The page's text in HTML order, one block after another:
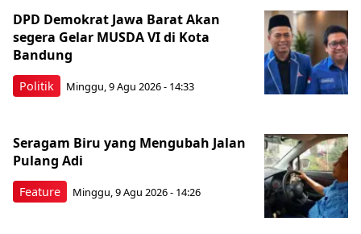
Politik
DPD Demokrat Jawa Barat Akan
segera Gelar MUSDA VI di Kota
Bandung
Minggu, 9 Agu 2026 - 14:33
Feature
Seragam Biru yang Mengubah Jalan
Pulang Adi
Minggu, 9 Agu 2026 - 14:26